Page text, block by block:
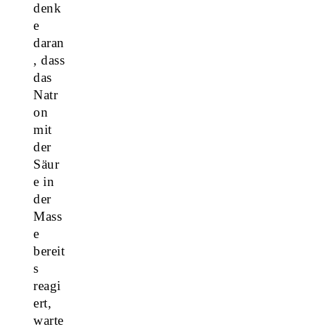
denk
e
daran
, dass
das
Natr
on
mit
der
Säur
e in
der
Mass
e
bereit
s
reagi
ert,
warte